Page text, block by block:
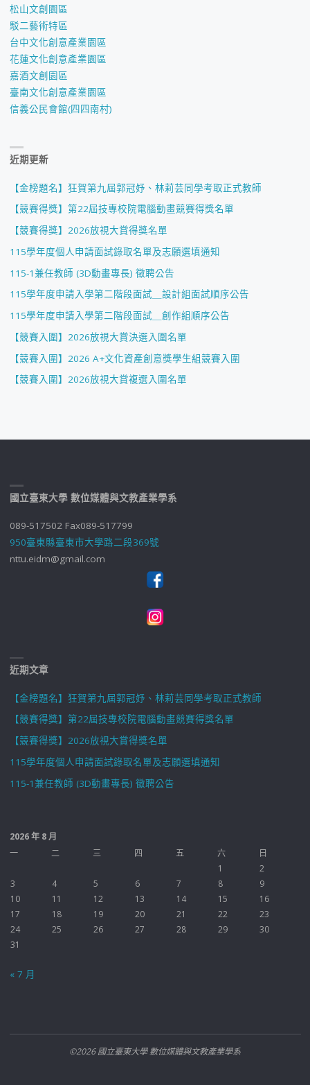
松山文創園區
駁二藝術特區
台中文化創意產業園區
花蓮文化創意產業園區
嘉酒文創園區
臺南文化創意產業園區
信義公民會館(四四南村)
近期更新
【金榜題名】狂賀第九屆郭冠妤、林莉芸同學考取正式教師
【競賽得獎】第22屆技專校院電腦動畫競賽得獎名單
【競賽得獎】2026放視大賞得獎名單
115學年度個人申請面試錄取名單及志願選填通知
115-1兼任教師 (3D動畫專長) 徵聘公告
115學年度申請入學第二階段面試＿設計組面試順序公告
115學年度申請入學第二階段面試＿創作組順序公告
【競賽入圍】2026放視大賞決選入圍名單
【競賽入圍】2026 A+文化資產創意獎學生組競賽入圍
【競賽入圍】2026放視大賞複選入圍名單
國立臺東大學 數位媒體與文教產業學系
089-517502 Fax089-517799
950臺東縣臺東市大學路二段369號
nttu.eidm@gmail.com
近期文章
【金榜題名】狂賀第九屆郭冠妤、林莉芸同學考取正式教師
【競賽得獎】第22屆技專校院電腦動畫競賽得獎名單
【競賽得獎】2026放視大賞得獎名單
115學年度個人申請面試錄取名單及志願選填通知
115-1兼任教師 (3D動畫專長) 徵聘公告
2026 年 8 月
一
二 三 四 五 六
日
1
2
3
4 5 6 7 8
9
10
11 12 13 14 15
16
17
18 19 20 21 22
23
24
25 26 27 28 29
30
31
« 7 月
©2026 國立臺東大學 數位媒體與文教產業學系